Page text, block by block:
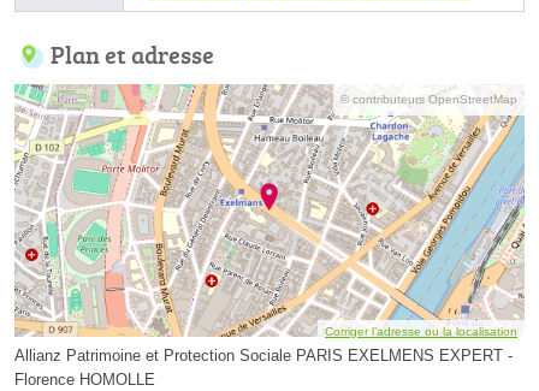
Plan et adresse
© contributeurs OpenStreetMap
Corriger l’adresse ou la localisation
Allianz Patrimoine et Protection Sociale PARIS EXELMENS EXPERT -
Florence HOMOLLE